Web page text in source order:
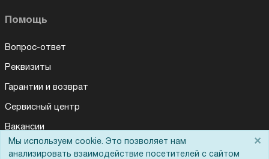
Помощь
Вопрос-ответ
Реквизиты
Гарантии и возврат
Сервисный центр
Вакансии
Обратная связь
Мы используем cookie. Это позволяет нам
анализировать взаимодействие посетителей с сайтом
×